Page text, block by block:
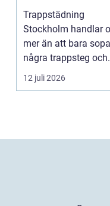
trivsamma
trapphus
Trappstädning
Stockholm handlar
mer än att bara sopa
några trappsteg och
torka en...
12 juli 2026